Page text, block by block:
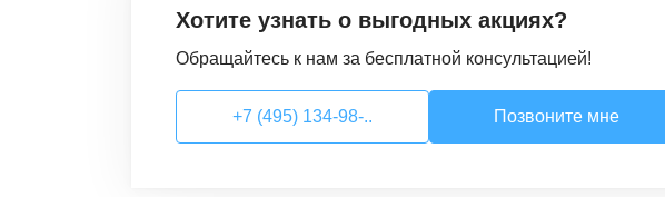
Хотите узнать о выгодных акциях?
Обращайтесь к нам за бесплатной консультацией!
+7 (495) 134-98-.. Позвоните мне